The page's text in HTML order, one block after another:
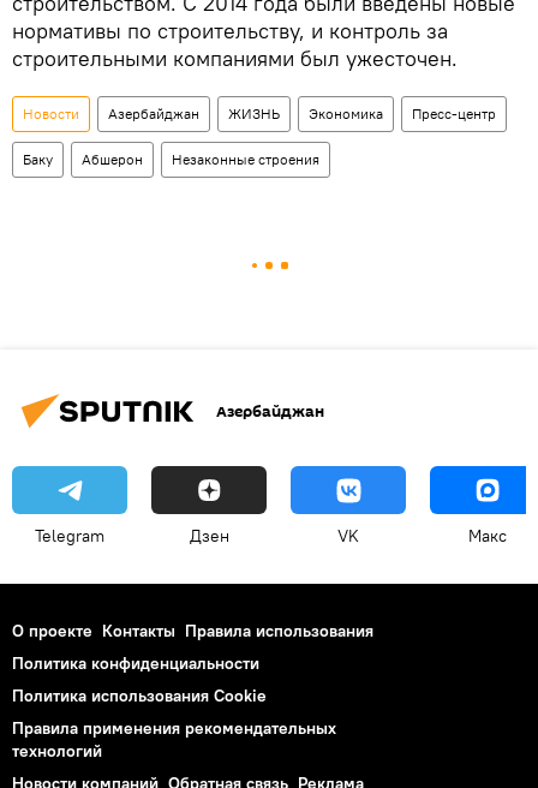
нормативы по строительству, и контроль за
строительными компаниями был ужесточен.
Новости Азербайджан ЖИЗНЬ Экономика Пресс-центр
Баку Абшерон Незаконные строения
Азербайджан
Telegram Дзен VK Макс
О проекте Контакты Правила использования
Политика конфиденциальности
Политика использования Cookie
Правила применения рекомендательных
технологий
Новости компаний Обратная связь Реклама